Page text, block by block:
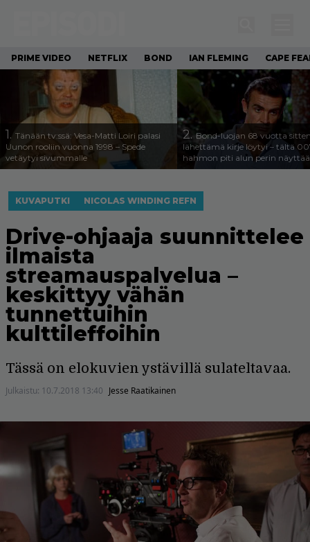
PRIME VIDEO NETFLIX BOND IAN FLEMING CAPE
1. Tänään tv:ssä: Vesa-Matti Loiri palasi
Uunon rooliin vuonna 1998 – Spede
vetäytyi sivummalle
2.Bond-luojan 68 vuotta
lähettämä kirje löytyi – tältä
hahmon piti alun perin näyttää
KUVAPUTKI NICOLAS WINDING REFN
Drive-ohjaaja suunnittelee
ilmaista
streamauspalvelua –
keskittyy vähän
tunnettuihin
kulttileffoihin
Tässä on elokuvien ystävillä sulateltavaa.
Julkaistu: 10.7.2018 13:40 Jesse Raatikainen